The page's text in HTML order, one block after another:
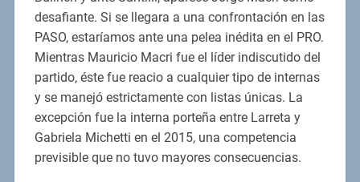
desafiante. Si se llegara a una confrontación en las
PASO, estaríamos ante una pelea inédita en el PRO.
Mientras Mauricio Macri fue el líder indiscutido del
partido, éste fue reacio a cualquier tipo de internas
y se manejó estrictamente con listas únicas. La
excepción fue la interna porteña entre Larreta y
Gabriela Michetti en el 2015, una competencia
previsible que no tuvo mayores consecuencias.